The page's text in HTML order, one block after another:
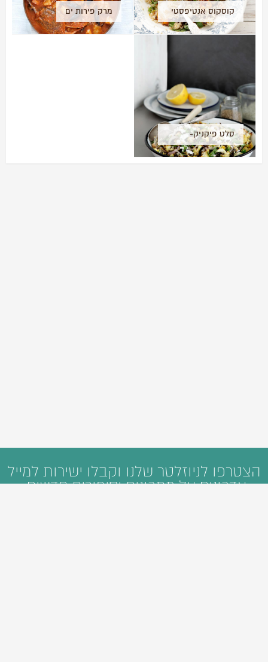
קוסקוס אנטיפסטי
עם וינגרט טחינה-
מרק פירות ים
סלט פיקניק-
כרובית ועדשים
הצטרפו לניוזלטר שלנו וקבלו ישירות למייל
עדכונים על מתכונים וסיפורים חדשים: